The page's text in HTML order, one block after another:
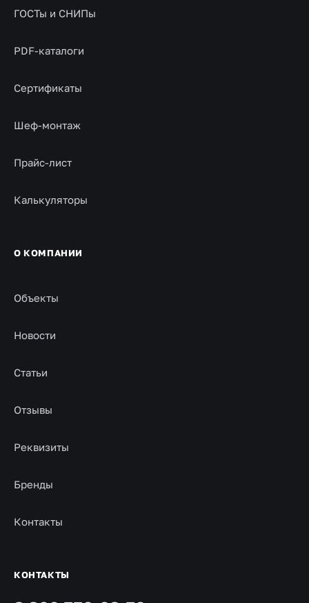
ГОСТы и СНИПы
PDF-каталоги
Сертификаты
Шеф-монтаж
Прайс-лист
Калькуляторы
О КОМПАНИИ
Объекты
Новости
Статьи
Отзывы
Реквизиты
Бренды
Контакты
КОНТАКТЫ